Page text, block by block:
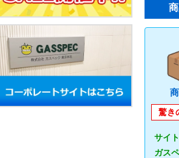
驚き
サイ
ガス